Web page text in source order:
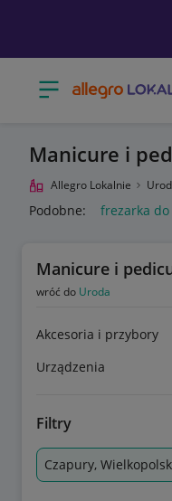
Otwórz menu z
Manicure i
Allegro Lokalnie
Podobne: frezarka
Manicure i
wróć do Uroda
Akcesoria i przybory
Urządzenia
Filtry
Czapury,